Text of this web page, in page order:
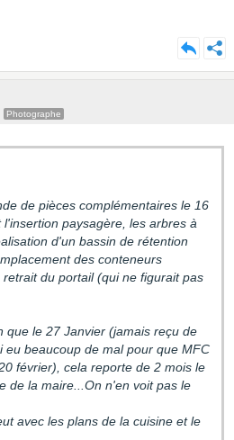
Photographe
de pièces complémentaires le 16
paysagère, les arbres à
d'un bassin de rétention
des conteneurs
du portail (qui ne figurait pas
que le 27 Janvier (jamais reçu de
eu beaucoup de mal pour que MFC
février), cela reporte de 2 mois le
de la maire...On n'en voit pas le
avec les plans de la cuisine et le